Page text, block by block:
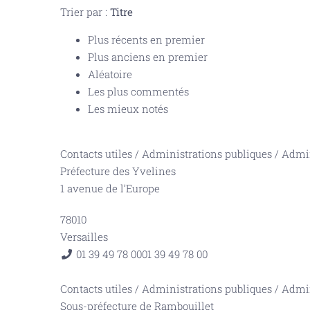
Trier par : Titre
Plus récents en premier
Plus anciens en premier
Aléatoire
Les plus commentés
Les mieux notés
Contacts utiles / Administrations publiques /
Préfecture des Yvelines
1 avenue de l’Europe
78010
Versailles
01 39 49 78 0001 39 49 78 00
Contacts utiles / Administrations publiques /
Sous-préfecture de Rambouillet